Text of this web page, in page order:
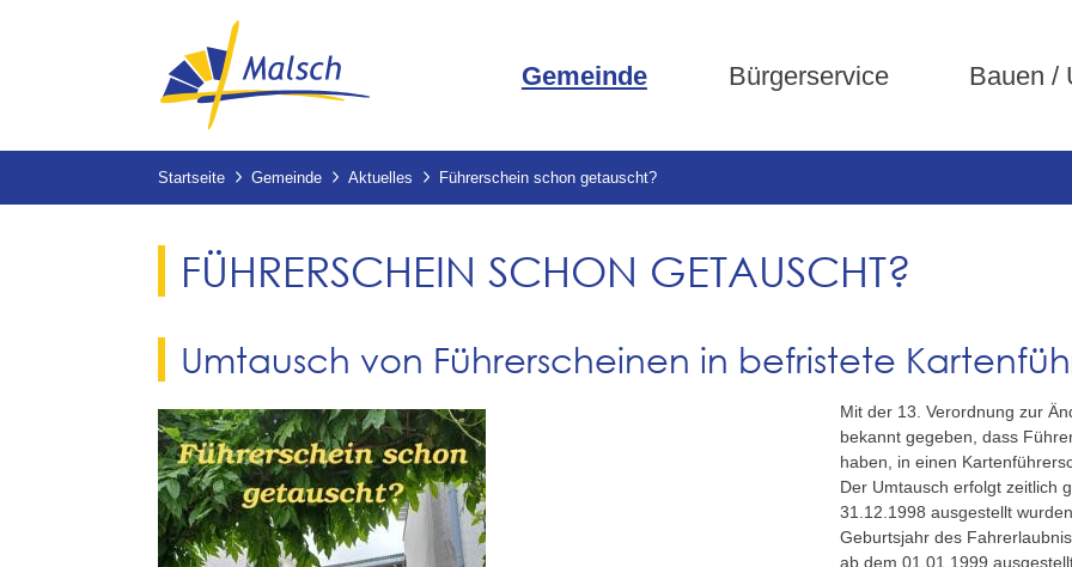
Gemeinde Bürgerservice Bauen /
Startseite Gemeinde Aktuelles Führerschein schon getauscht?
FÜHRERSCHEIN SCHON GETAUSCHT?
Umtausch von Führerscheinen in befristete
Mit der 13. Verordnung zur
bekannt gegeben, dass
haben, in einen
Der Umtausch erfolgt zeitlich
31.12.1998 ausgestellt
Geburtsjahr des
ab dem 01.01.1999